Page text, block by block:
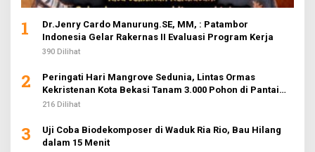
1
Dr.Jenry Cardo Manurung.SE, MM, : Patambor
Indonesia Gelar Rakernas II Evaluasi Program Kerja
390 Dilihat
2
Peringati Hari Mangrove Sedunia, Lintas Ormas
Kekristenan Kota Bekasi Tanam 3.000 Pohon di Pantai
Sederhana
216 Dilihat
3
Uji Coba Biodekomposer di Waduk Ria Rio, Bau Hilang
dalam 15 Menit